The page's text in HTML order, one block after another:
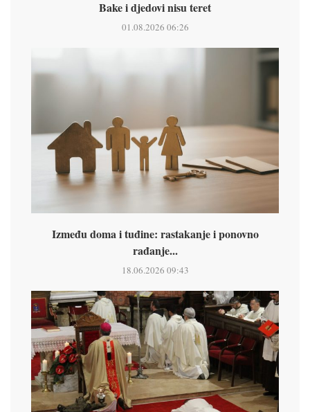
Bake i djedovi nisu teret
01.08.2026 06:26
Između doma i tuđine: rastakanje i ponovno
rađanje...
18.06.2026 09:43